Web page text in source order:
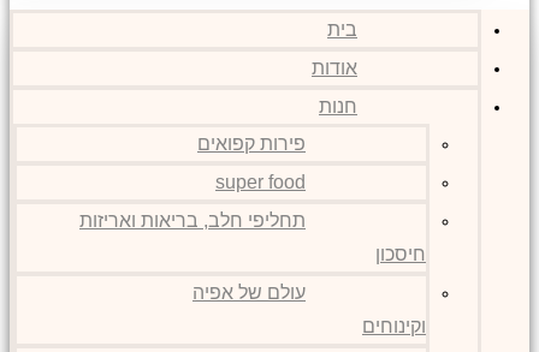
בית
אודות
חנות
פירות קפואים
super food
תחליפי חלב, בריאות ואריזות
חיסכון
עולם של אפיה
וקינוחים